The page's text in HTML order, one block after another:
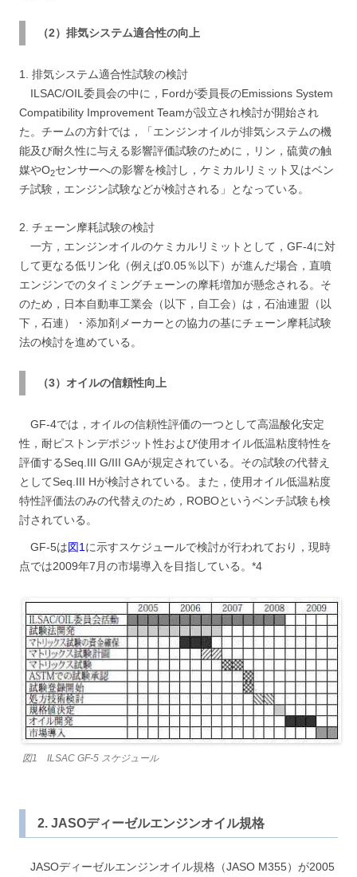
（2）排気システム適合性の向上
1. 排気システム適合性試験の検討
ILSAC/OIL委員会の中に，Fordが委員長のEmissions System
Compatibility Improvement Teamが設立され検討が開始され
た。チームの方針では，「エンジンオイルが排気システムの機
能及び耐久性に与える影響評価試験のために，リン，硫黄の触
媒やO2センサーへの影響を検討し，ケミカルリミット又はベン
チ試験，エンジン試験などが検討される」となっている。
2. チェーン摩耗試験の検討
一方，エンジンオイルのケミカルリミットとして，GF-4に対
して更なる低リン化（例えば0.05％以下）が進んだ場合，直噴
エンジンでのタイミングチェーンの摩耗増加が懸念される。そ
のため，日本自動車工業会（以下，自工会）は，石油連盟（以
下，石連）・添加剤メーカーとの協力の基にチェーン摩耗試験
法の検討を進めている。
（3）オイルの信頼性向上
GF-4では，オイルの信頼性評価の一つとして高温酸化安定
性，耐ピストンデポジット性および使用オイル低温粘度特性を
評価するSeq.III G/III GAが規定されている。その試験の代替え
としてSeq.III Hが検討されている。また，使用オイル低温粘度
特性評価法のみの代替えのため，ROBOというベンチ試験も検
討されている。
GF-5は図1に示すスケジュールで検討が行われており，現時
点では2009年7月の市場導入を目指している。*4
図1 ILSAC GF-5 スケジュール
2. JASOディーゼルエンジンオイル規格
JASOディーゼルエンジンオイル規格（JASO M355）が2005